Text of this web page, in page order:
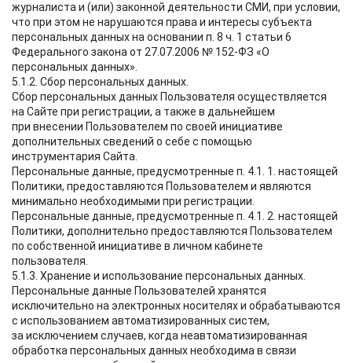
журналиста и (или) законной деятельности СМИ, при условии,
что при этом не нарушаются права и интересы субъекта
персональных данных на основании п. 8 ч. 1 статьи 6
Федерального закона от 27.07.2006 № 152-ФЗ «О
персональных данных».
5.1.2. Сбор персональных данных.
Сбор персональных данных Пользователя осуществляется
на Сайте при регистрации, а также в дальнейшем
при внесении Пользователем по своей инициативе
дополнительных сведений о себе с помощью
инструментария Сайта.
Персональные данные, предусмотренные п. 4.1. 1. настоящей
Политики, предоставляются Пользователем и являются
минимально необходимыми при регистрации.
Персональные данные, предусмотренные п. 4.1. 2. настоящей
Политики, дополнительно предоставляются Пользователем
по собственной инициативе в личном кабинете
пользователя.
5.1.3. Хранение и использование персональных данных.
Персональные данные Пользователей хранятся
исключительно на электронных носителях и обрабатываются
с использованием автоматизированных систем,
за исключением случаев, когда неавтоматизированная
обработка персональных данных необходима в связи